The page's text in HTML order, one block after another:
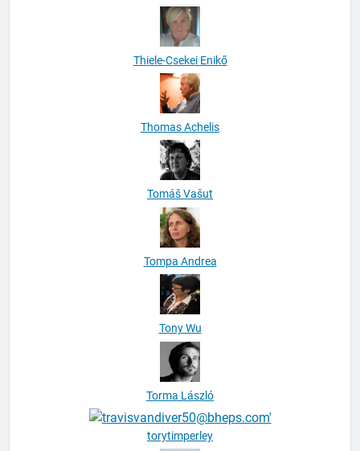
Thiele-Csekei Enikő
Thomas Achelis
Tomáš Vašut
Tompa Andrea
Tony Wu
Torma László